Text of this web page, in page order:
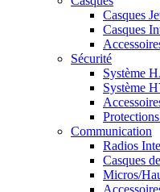
Casques
Casques
Sécurité
Système
Système
Communication
Radios
Casques
Micros/